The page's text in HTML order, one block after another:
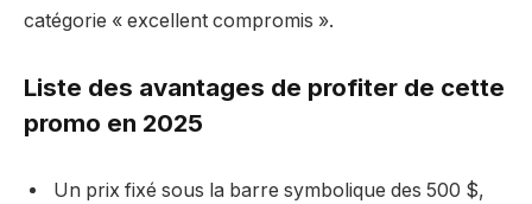
catégorie « excellent compromis ».
Liste des avantages de profiter de cette
promo en 2025
Un prix fixé sous la barre symbolique des 500 $,